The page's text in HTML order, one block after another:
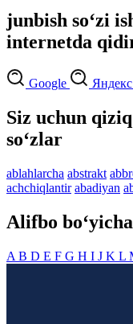
junbish so‘zi
internetda
Google Яндекс
Siz uchun
so‘zlar
ablahlarcha abstrakt
achchiqlantir abadiyan
Alifbo bo‘yicha
A B D E F G H I J K L